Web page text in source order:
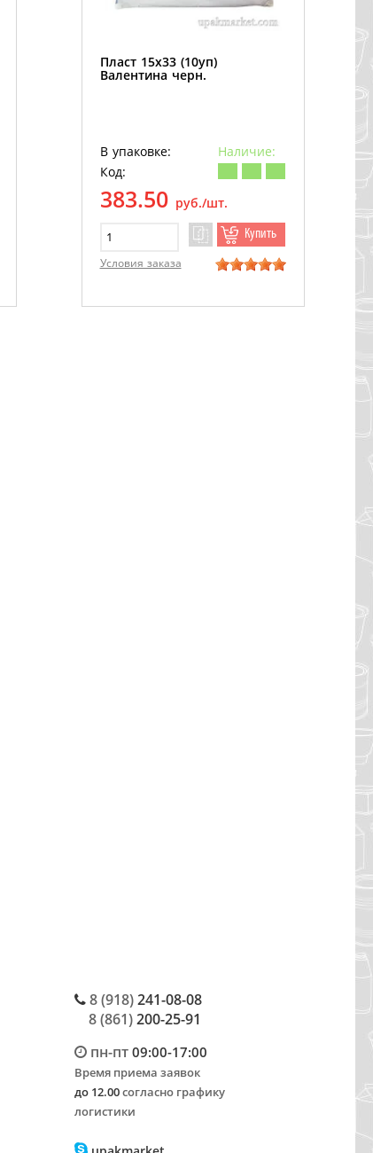
Пласт 15х33 (10уп)
Валентина черн.
В упаковке:
Наличие:
Код:
383.50 руб./шт.
Купить
Условия заказа
8 (918)241-08-08
8 (861)200-25-91
пн-пт09:00-17:00
Время приема заявок
до 12.00согласно графику
логистики